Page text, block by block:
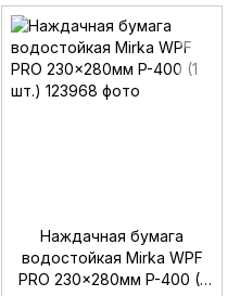
Наждачная бумага
водостойкая Mirka WPF
PRO 230x280мм P-400 (1